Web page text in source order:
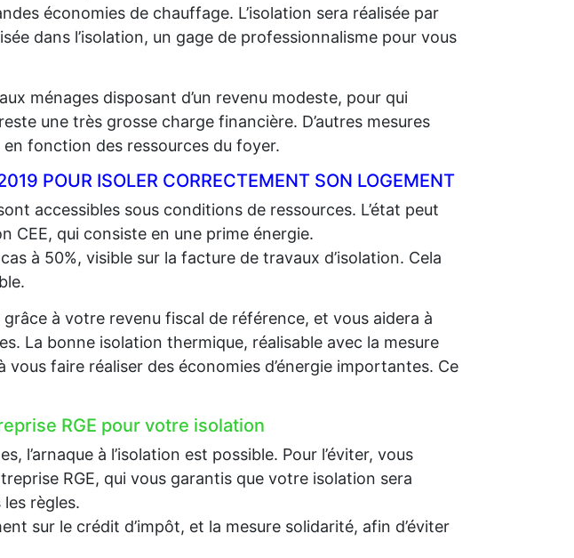
économies de chauffage. L’isolation sera réalisée par
dans l’isolation, un gage de professionnalisme pour vous
ménages disposant d’un revenu modeste, pour qui
une très grosse charge financière. D’autres mesures
en fonction des ressources du foyer.
POUR ISOLER CORRECTEMENT SON LOGEMENT
accessibles sous conditions de ressources. L’état peut
CEE, qui consiste en une prime énergie.
à 50%, visible sur la facture de travaux d’isolation. Cela
à votre revenu fiscal de référence, et vous aidera à
La bonne isolation thermique, réalisable avec la mesure
faire réaliser des économies d’énergie importantes. Ce
RGE pour votre isolation
l’arnaque à l’isolation est possible. Pour l’éviter, vous
RGE, qui vous garantis que votre isolation sera
règles.
sur le crédit d’impôt, et la mesure solidarité, afin d’éviter